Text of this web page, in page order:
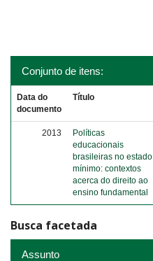
Conjunto de itens:
Data do
documento
Título
2013
Políticas
educacionais
brasileiras no estado
mínimo: contextos
acerca do direito ao
ensino fundamental
Busca facetada
Assunto